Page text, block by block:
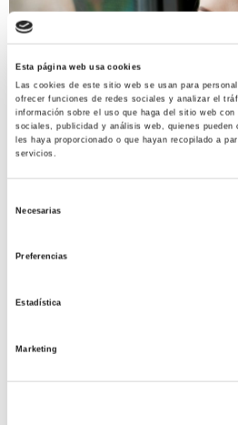
Esta página web usa cookies
Las cookies de este sitio web se usan para
ofrecer funciones de redes sociales y analizar el
información sobre el uso que haga del sitio web
sociales, publicidad y análisis web, quienes pueden
les haya proporcionado o que hayan recopilado a
servicios.
Necesarias
Preferencias
Estadística
Marketing
ACTUALIDAD
¿Cómo debemos
las emociones
Coronavirus
Nunca antes nuestra
estando en casa si no sois